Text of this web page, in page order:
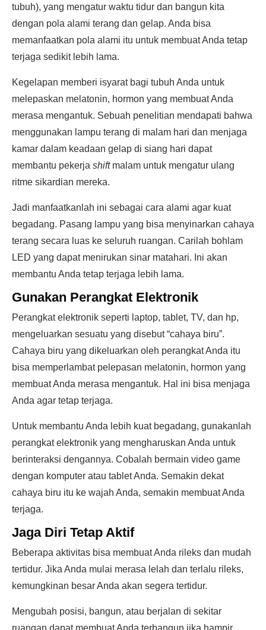
tubuh), yang mengatur waktu tidur dan bangun kita
dengan pola alami terang dan gelap. Anda bisa
memanfaatkan pola alami itu untuk membuat Anda tetap
terjaga sedikit lebih lama.
Kegelapan memberi isyarat bagi tubuh Anda untuk
melepaskan melatonin, hormon yang membuat Anda
merasa mengantuk. Sebuah penelitian mendapati bahwa
menggunakan lampu terang di malam hari dan menjaga
kamar dalam keadaan gelap di siang hari dapat
membantu pekerja shiftmalam untuk mengatur ulang
ritme sikardian mereka.
Jadi manfaatkanlah ini sebagai cara alami agar kuat
begadang. Pasang lampu yang bisa menyinarkan cahaya
terang secara luas ke seluruh ruangan. Carilah bohlam
LED yang dapat menirukan sinar matahari. Ini akan
membantu Anda tetap terjaga lebih lama.
Gunakan Perangkat Elektronik
Perangkat elektronik seperti laptop, tablet, TV, dan hp,
mengeluarkan sesuatu yang disebut “cahaya biru”.
Cahaya biru yang dikeluarkan oleh perangkat Anda itu
bisa memperlambat pelepasan melatonin, hormon yang
membuat Anda merasa mengantuk. Hal ini bisa menjaga
Anda agar tetap terjaga.
Untuk membantu Anda lebih kuat begadang, gunakanlah
perangkat elektronik yang mengharuskan Anda untuk
berinteraksi dengannya. Cobalah bermain video game
dengan komputer atau tablet Anda. Semakin dekat
cahaya biru itu ke wajah Anda, semakin membuat Anda
terjaga.
Jaga Diri Tetap Aktif
Beberapa aktivitas bisa membuat Anda rileks dan mudah
tertidur. Jika Anda mulai merasa lelah dan terlalu rileks,
kemungkinan besar Anda akan segera tertidur.
Mengubah posisi, bangun, atau berjalan di sekitar
ruangan dapat membuat Anda terbangun jika hampir